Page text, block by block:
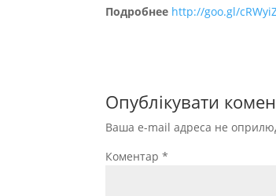
Подробнее http://goo.gl/
Опублікувати
Ваша e-mail адреса не
Коментар*